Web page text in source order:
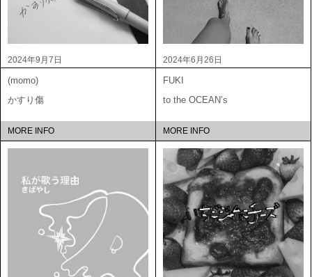
2024年9月7日
(momo)
かすり傷
MORE INFO
2024年6月26日
FUKI
to the OCEAN’s
MORE INFO